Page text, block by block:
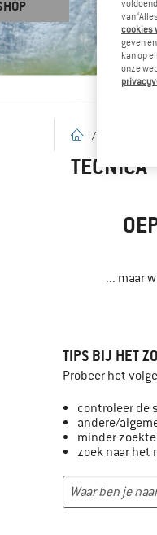
Startpagina
/
TECNICA
... maar
TIPS BIJ HET
Probeer het
controleer de
andere/
minder
zoek naar het
van
cookies
geven
kan op
onze